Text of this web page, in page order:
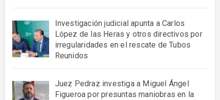
Investigación judicial apunta a Carlos
López de las Heras y otros directivos por
irregularidades en el rescate de Tubos
Reunidos
Juez Pedraz investiga a Miguel Ángel
Figueroa por presuntas maniobras en la